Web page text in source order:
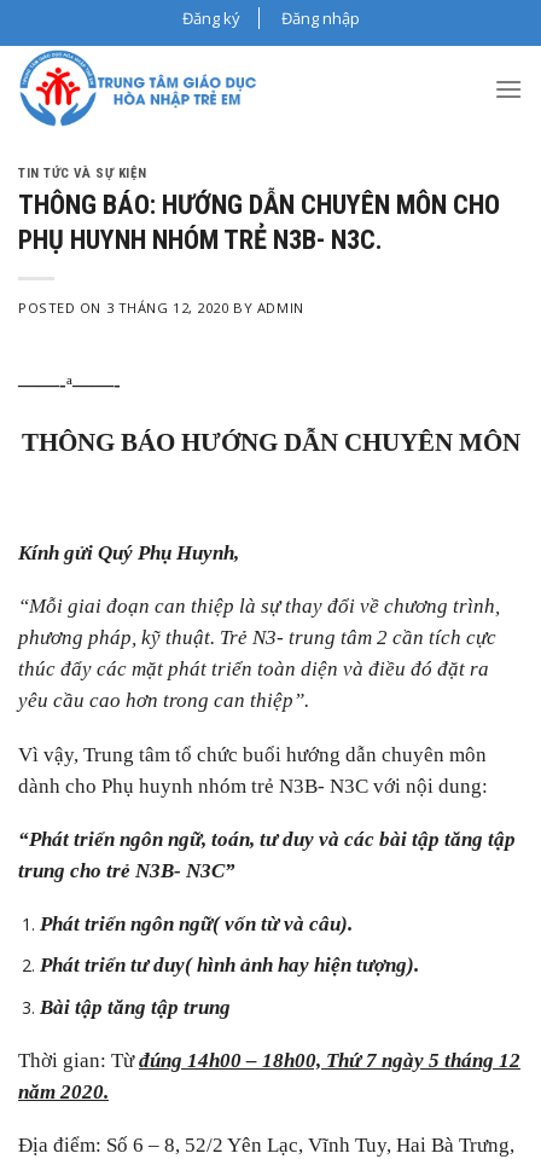
to
content
Đăng ký Đăng nhập
TIN TỨC VÀ SỰ KIỆN
THÔNG BÁO: HƯỚNG DẪN CHUYÊN MÔN CHO
PHỤ HUYNH NHÓM TRẺ N3B- N3C.
POSTED ON 3 THÁNG 12, 2020 BY ADMIN
——-ª——-
THÔNG BÁO HƯỚNG DẪN CHUYÊN MÔN
Kính gửi Quý Phụ Huynh,
“Mỗi giai đoạn can thiệp là sự thay đổi về chương trình,
phương pháp, kỹ thuật. Trẻ N3- trung tâm 2 cần tích cực
thúc đẩy các mặt phát triển toàn diện và điều đó đặt ra
yêu cầu cao hơn trong can thiệp”.
Vì vậy, Trung tâm tổ chức buổi hướng dẫn chuyên môn
dành cho Phụ huynh nhóm trẻ N3B- N3C với nội dung:
“Phát triển ngôn ngữ, toán, tư duy và các bài tập tăng tập
trung cho trẻ N3B- N3C”
Phát triển ngôn ngữ( vốn từ và câu).
Phát triển tư duy( hình ảnh hay hiện tượng).
Bài tập tăng tập trung
Thời gian: Từđúng 14h00 – 18h00, Thứ 7 ngày 5 tháng 12
năm 2020.
Địa điểm: Số 6 – 8, 52/2 Yên Lạc, Vĩnh Tuy, Hai Bà Trưng,